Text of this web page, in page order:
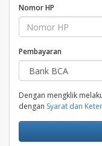
Nomor HP
Pembayaran
Dengan mengklik
dengan Syarat dan